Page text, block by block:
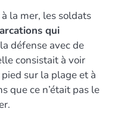
la mer, les soldats
qui
défense avec de
consistait à voir
sur la plage et à
que ce n’était pas le